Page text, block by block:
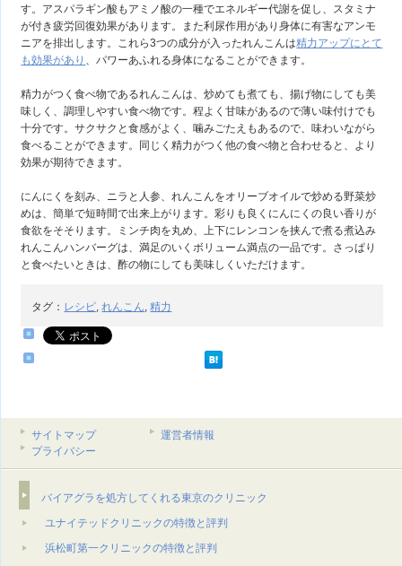
す。アスパラギン酸もアミノ酸の一種でエネルギー代謝を促し、スタミナ
が付き疲労回復効果があります。また利尿作用があり身体に有害なアンモ
ニアを排出します。これら3つの成分が入ったれんこんは精力アップにとて
も効果があり 、パワーあふれる身体になることができます。
精力がつく食べ物であるれんこんは、炒めても煮ても、揚げ物にしても美
味しく、調理しやすい食べ物です。程よく甘味があるので薄い味付けでも
十分です。サクサクと食感がよく、噛みごたえもあるので、味わいながら
食べることができます。同じく精力がつく他の食べ物と合わせると、より
効果が期待できます。
にんにくを刻み、ニラと人参、れんこんをオリーブオイルで炒める野菜炒
めは、簡単で短時間で出来上がります。彩りも良くにんにくの良い香りが
食欲をそそります。ミンチ肉を丸め、上下にレンコンを挟んで煮る煮込み
れんこんハンバーグは、満足のいくボリューム満点の一品です。さっぱり
と食べたいときは、酢の物にしても美味しくいただけます。
タグ： レシピ,れんこん,精力
サイトマップ
運営者情報
プライバシー
バイアグラを処方してくれる東京のクリニック
ユナイテッドクリニックの特徴と評判
浜松町第一クリニックの特徴と評判